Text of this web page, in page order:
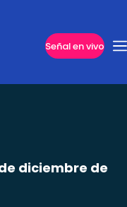
Señal en vivo
EconomíaCasos
de diciembre de